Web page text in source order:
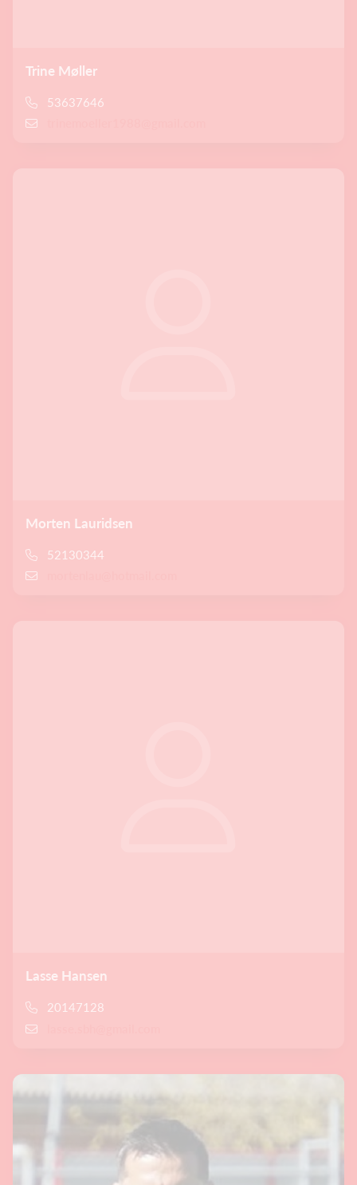
Trine Møller
53637646
Morten Lauridsen
52130344
Lasse Hansen
20147128